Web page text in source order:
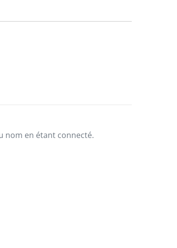
nom en étant connecté.